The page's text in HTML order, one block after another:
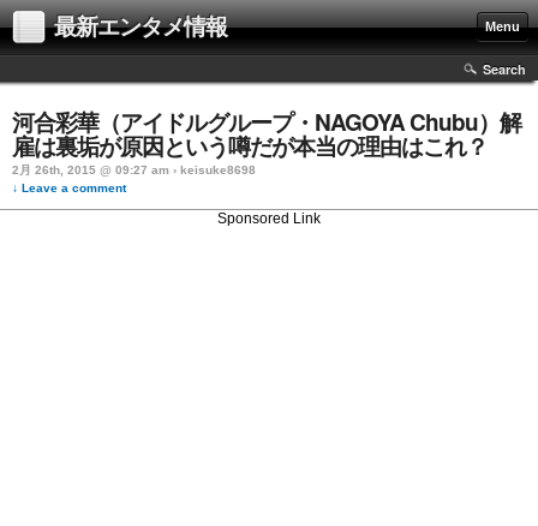
最新エンタメ情報 Menu
Search
河合彩華（アイドルグループ・NAGOYA Chubu）解
雇は裏垢が原因という噂だが本当の理由はこれ？
2月 26th, 2015 @ 09:27 am › keisuke8698
↓ Leave a comment
Sponsored Link